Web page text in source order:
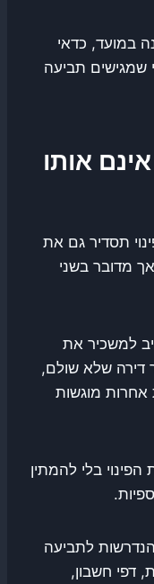
במועד, כדאי
שמגישים תביעה
אותו
תסדיר גם את
מדובר בשני
למשכיר את
דירה שלא שולם,
אחרות מוגשות
בלי להמתין
לתביעה
דפי חשבון,